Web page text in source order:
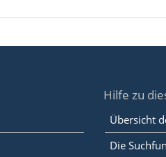
Hilfe zu
Übersicht
Die